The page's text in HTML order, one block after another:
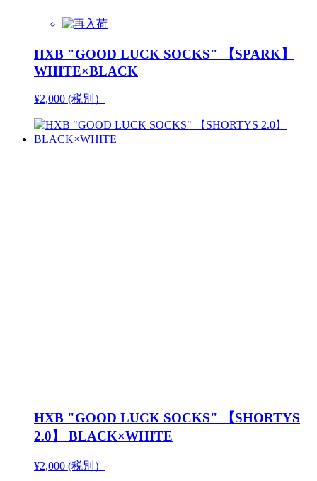
HXB "GOOD LUCK SOCKS" 【SPARK】
WHITE×BLACK
¥2,000 (税別）
HXB "GOOD LUCK SOCKS" 【SHORTYS
2.0】 BLACK×WHITE
¥2,000 (税別）